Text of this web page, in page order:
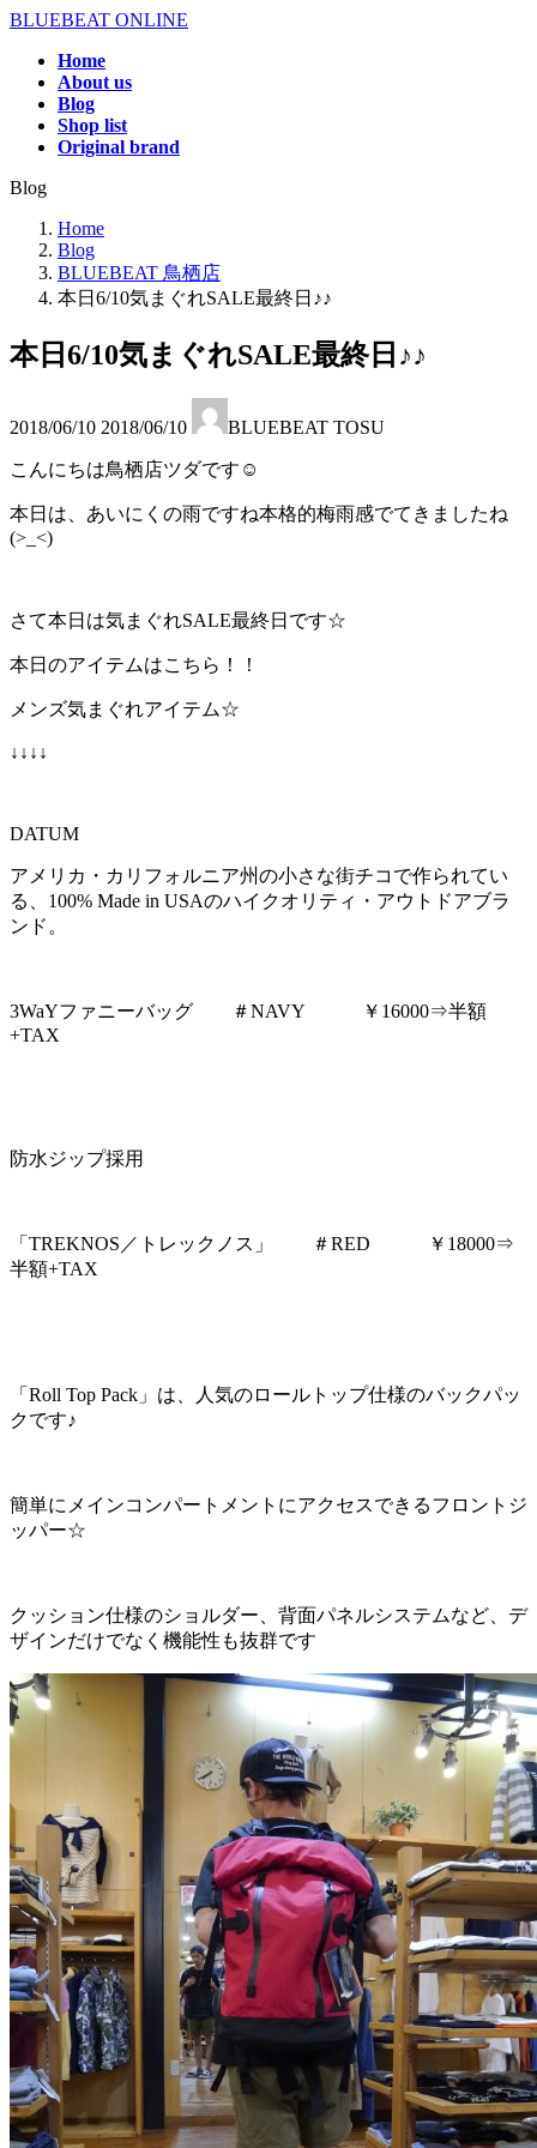
コ
キ
ナ
に
BLUEBEAT ONLINE
Home
About us
Blog
Shop list
Original brand
Blog
Home
Blog
BLUEBEAT 鳥栖店
本日6/10気まぐれSALE最終日♪♪
本日6/10気まぐれSALE最終日♪♪
2018/06/10 終
更
新
日
2018/06/10 BLUEBEAT TOSU
こんにちは鳥栖店ツダです☺
本日は、あいにくの雨ですね本格的梅雨感でてきましたね
(>_<)
さて本日は気まぐれSALE最終日です☆
本日のアイテムはこちら！！
メンズ気まぐれアイテム☆
↓↓↓↓
DATUM
アメリカ・カリフォルニア州の小さな街チコで作られてい
る、100% Made in USAのハイクオリティ・アウトドアブラ
ンド。
3WaYファニーバッグ ＃NAVY ￥16000⇒半額
+TAX
防水ジップ採用
「TREKNOS／トレックノス」 ＃RED ￥18000⇒
半額+TAX
「Roll Top Pack」は、人気のロールトップ仕様のバックパッ
クです♪
簡単にメインコンパートメントにアクセスできるフロントジ
ッパー☆
クッション仕様のショルダー、背面パネルシステムなど、デ
ザインだけでなく機能性も抜群です